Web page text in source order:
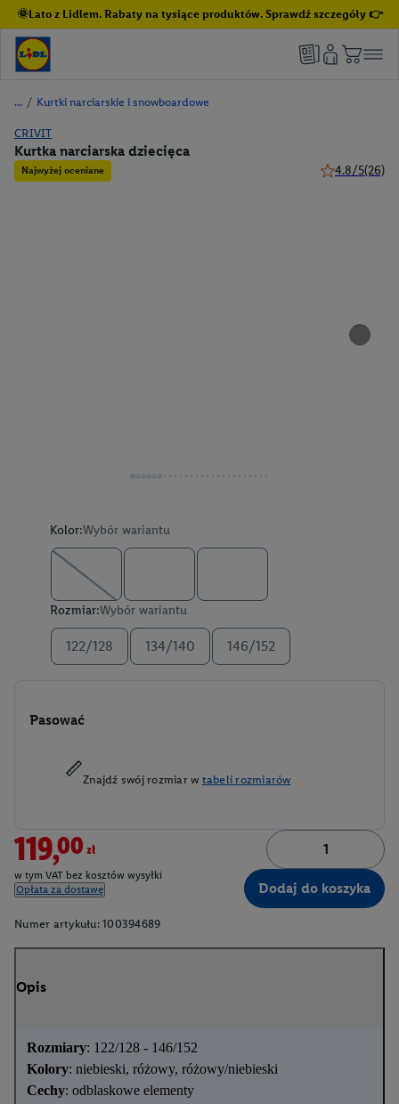
🌞Lato z Lidlem. Rabaty na tysiące produktów. Sprawdź szczegóły 👉
/ Kurtki narciarskie i snowboardowe
CRIVIT
Kurtka narciarska dziecięca
Najwyżej oceniane 4.8/5(26)
Kolor:Wybór wariantu
Rozmiar:Wybór wariantu
122/128 134/140 146/152
Pasować
Znajdź swój rozmiar w tabeli rozmiarów
119,00zł
w tym VAT bez kosztów wysyłki
Opłata za dostawę
Dodaj do koszyka
Numer artykułu: 100394689
Opis
Rozmiary: 122/128 - 146/152
Kolory: niebieski, różowy, różowy/niebieski
Cechy: odblaskowe elementy